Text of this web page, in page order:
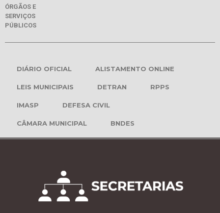
ÓRGÃOS E
SERVIÇOS
PÚBLICOS
DIÁRIO OFICIAL ALISTAMENTO ONLINE
LEIS MUNICIPAIS DETRAN RPPS
IMASP DEFESA CIVIL
CÂMARA MUNICIPAL BNDES